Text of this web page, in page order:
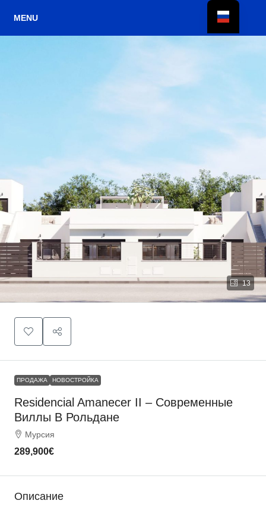
13
ПРОДАЖА НОВОСТРОЙКА
Residencial Amanecer II – Современные
Виллы В Рольдане
Мурсия
289,900€
Описание